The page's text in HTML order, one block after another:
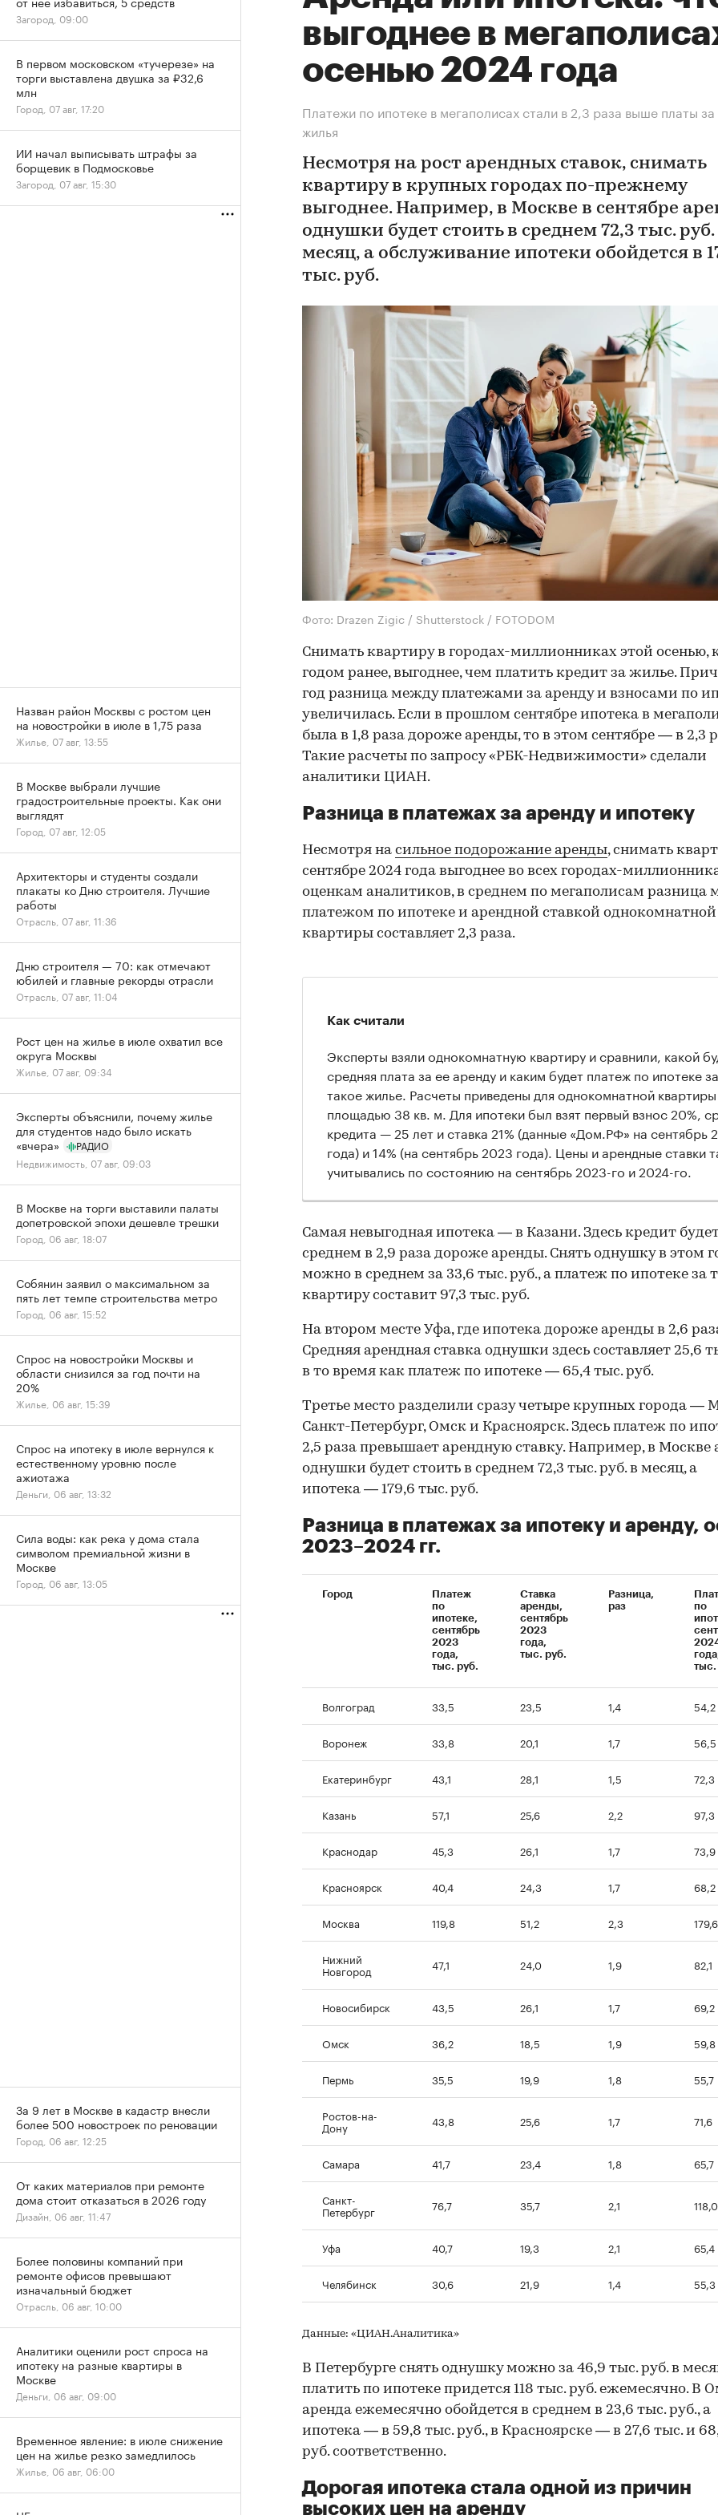
выгоднее в
осенью 2024 года
Платежи по ипотеке в мегаполисах стали в 2,3 раза выше платы
жилья
Несмотря на рост арендных ставок, снимать
квартиру в крупных городах по-прежнему
выгоднее. Например, в Москве в сентябре
однушки будет стоить в среднем 72,3 тыс. руб.
месяц, а обслуживание ипотеки обойдется в
тыс. руб.
Фото: Drazen Zigic / Shutterstock / FOTODOM
Снимать квартиру в городах-миллионниках этой осенью,
годом ранее, выгоднее, чем платить кредит за жилье.
год разница между платежами за аренду и взносами по
увеличилась. Если в прошлом сентябре ипотека в
была в 1,8 раза дороже аренды, то в этом сентябре — в 2,3
Такие расчеты по запросу «РБК-Недвижимости» сделали
аналитики ЦИАН.
Разница в платежах за аренду и ипотеку
Несмотря на сильное подорожание аренды, снимать
сентябре 2024 года выгоднее во всех городах-
оценкам аналитиков, в среднем по мегаполисам разница
платежом по ипотеке и арендной ставкой однокомнатной
квартиры составляет 2,3 раза.
00:00 / 00:00
Как считали
Эксперты взяли однокомнатную квартиру и сравнили, какой
средняя плата за ее аренду и каким будет платеж по ипотеке за
такое жилье. Расчеты приведены для однокомнатной квартиры
площадью 38 кв. м. Для ипотеки был взят первый взнос 20%,
кредита — 25 лет и ставка 21% (данные «Дом.РФ» на сентябрь
года) и 14% (на сентябрь 2023 года). Цены и арендные ставки
учитывались по состоянию на сентябрь 2023-го и 2024-го.
Самая невыгодная ипотека — в Казани. Здесь кредит
среднем в 2,9 раза дороже аренды. Снять однушку в этом
можно в среднем за 33,6 тыс. руб., а платеж по ипотеке за
квартиру составит 97,3 тыс. руб.
На втором месте Уфа, где ипотека дороже аренды в 2,6
Средняя арендная ставка однушки здесь составляет 25,6
в то время как платеж по ипотеке — 65,4 тыс. руб.
Третье место разделили сразу четыре крупных города —
Санкт-Петербург, Омск и Красноярск. Здесь платеж по
2,5 раза превышает арендную ставку. Например, в Москве
однушки будет стоить в среднем 72,3 тыс. руб. в месяц, а
ипотека — 179,6 тыс. руб.
Разница в платежах за ипотеку и аренду,
2023–2024 гг.
Город
Платеж
по
ипотеке,
сентябрь
2023
года,
тыс. руб.
Ставка
аренды,
сентябрь
2023
года,
тыс. руб.
Разница,
раз
по
тыс.
Волгоград 33,5 23,5 1,4 54,2
Воронеж 33,8 20,1 1,7 56,5
Екатеринбург 43,1 28,1 1,5 72,3
Казань 57,1 25,6 2,2 97,3
Краснодар 45,3 26,1 1,7 73,9
Красноярск 40,4 24,3 1,7 68,2
Москва 119,8 51,2 2,3 179,6
Нижний
Новгород 47,1 24,0 1,9 82,1
Новосибирск 43,5 26,1 1,7 69,2
Омск 36,2 18,5 1,9 59,8
Пермь 35,5 19,9 1,8 55,7
Ростов-на-
Дону 43,8 25,6 1,7 71,6
Самара 41,7 23,4 1,8 65,7
Санкт-
Петербург 76,7 35,7 2,1 118,0
Уфа 40,7 19,3 2,1 65,4
Челябинск 30,6 21,9 1,4 55,3
Данные: «ЦИАН.Аналитика»
В Петербурге снять однушку можно за 46,9 тыс. руб. в
платить по ипотеке придется 118 тыс. руб. ежемесячно. В
аренда ежемесячно обойдется в среднем в 23,6 тыс. руб., а
ипотека — в 59,8 тыс. руб., в Красноярске — в 27,6 тыс. и
руб. соответственно.
Дорогая ипотека стала одной из причин
высоких цен на аренду
Загород, 09:00
В первом московском «тучерезе» на
торги выставлена двушка за ₽32,6
млн
Город, 07 авг, 17:20
ИИ начал выписывать штрафы за
борщевик в Подмосковье
Загород, 07 авг, 15:30
Назван район Москвы с ростом цен
на новостройки в июле в 1,75 раза
Жилье, 07 авг, 13:55
В Москве выбрали лучшие
градостроительные проекты. Как они
выглядят
Город, 07 авг, 12:05
Архитекторы и студенты создали
плакаты ко Дню строителя. Лучшие
работы
Отрасль, 07 авг, 11:36
Дню строителя — 70: как отмечают
юбилей и главные рекорды отрасли
Отрасль, 07 авг, 11:04
Рост цен на жилье в июле охватил все
округа Москвы
Жилье, 07 авг, 09:34
Эксперты объяснили, почему жилье
для студентов надо было искать
«вчера»
РАДИО
Недвижимость, 07 авг, 09:03
В Москве на торги выставили палаты
допетровской эпохи дешевле трешки
Город, 06 авг, 18:07
Собянин заявил о максимальном за
пять лет темпе строительства метро
Город, 06 авг, 15:52
Спрос на новостройки Москвы и
области снизился за год почти на
20%
Жилье, 06 авг, 15:39
Спрос на ипотеку в июле вернулся к
естественному уровню после
ажиотажа
Деньги, 06 авг, 13:32
Сила воды: как река у дома стала
символом премиальной жизни в
Москве
Город, 06 авг, 13:05
За 9 лет в Москве в кадастр внесли
более 500 новостроек по реновации
Город, 06 авг, 12:25
От каких материалов при ремонте
дома стоит отказаться в 2026 году
Дизайн, 06 авг, 11:47
Более половины компаний при
ремонте офисов превышают
изначальный бюджет
Отрасль, 06 авг, 10:00
Аналитики оценили рост спроса на
ипотеку на разные квартиры в
Москве
Деньги, 06 авг, 09:00
Временное явление: в июле снижение
цен на жилье резко замедлилось
Жилье, 06 авг, 06:00